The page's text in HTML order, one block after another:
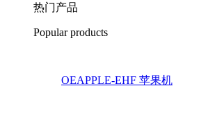
热门产品
Popular products
OEAPPLE-EHF 苹果机